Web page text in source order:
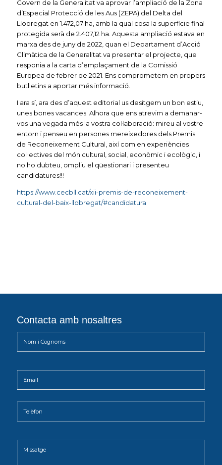
Govern de la Generalitat va aprovar l’ampliació de la Zona
d’Especial Protecció de les Aus (ZEPA) del Delta del
Llobregat en 1.472,07 ha, amb la qual cosa la superfície final
protegida serà de 2.407,12 ha. Aquesta ampliació estava en
marxa des de juny de 2022, quan el Departament d’Acció
Climàtica de la Generalitat va presentar el projecte, que
responia a la carta d’emplaçament de la Comissió
Europea de febrer de 2021. Ens comprometem en propers
butlletins a aportar més informació.
I ara sí, ara des d’aquest editorial us desitgem un bon estiu,
unes bones vacances. Alhora que ens atrevim a demanar-
vos una vegada més la vostra col·laboració: mireu al vostre
entorn i penseu en persones mereixedores dels Premis
de Reconeixement Cultural, així com en experiències
col·lectives del món cultural, social, econòmic i ecològic, i
no ho dubteu, ompliu el qüestionari i presenteu
candidatures!!!
https://www.cecbll.cat/xii-premis-de-reconeixement-
cultural-del-baix-llobregat/#candidatura
Contacta amb nosaltres